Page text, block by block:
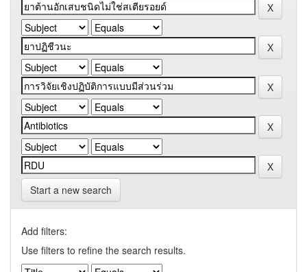
Start a new search
Add filters:
Use filters to refine the search results.